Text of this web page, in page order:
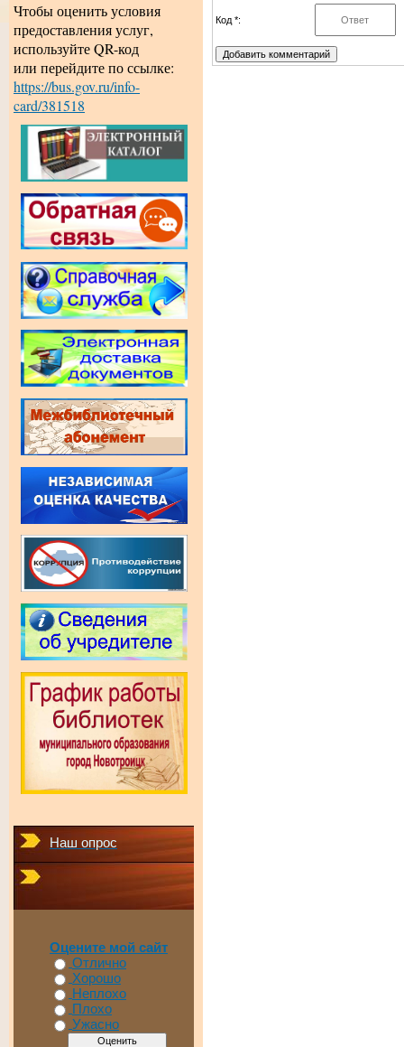
Чтобы оценить условия
предоставления услуг,
используйте QR-код
или перейдите по ссылке:
https://bus.gov.ru/info-
card/381518
Наш опрос
Оцените мой сайт
Отлично
Хорошо
Неплохо
Плохо
Ужасно
Код *: